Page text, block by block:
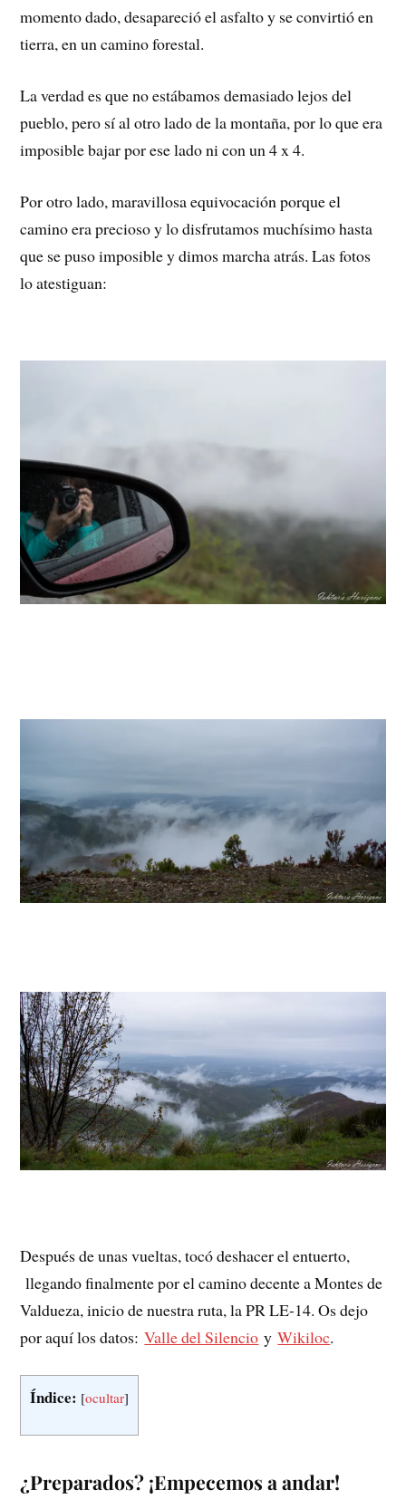
momento dado, desapareció el asfalto y se convirtió en
tierra, en un camino forestal.
La verdad es que no estábamos demasiado lejos del
pueblo, pero sí al otro lado de la montaña, por lo que era
imposible bajar por ese lado ni con un 4 x 4.
Por otro lado, maravillosa equivocación porque el
camino era precioso y lo disfrutamos muchísimo hasta
que se puso imposible y dimos marcha atrás. Las fotos
lo atestiguan:
Después de unas vueltas, tocó deshacer el entuerto,
llegando finalmente por el camino decente a Montes de
Valdueza, inicio de nuestra ruta, la PR LE-14. Os dejo
por aquí los datos:Valle del Silencio yWikiloc.
Índice: [ocultar]
¿Preparados? ¡Empecemos a andar!